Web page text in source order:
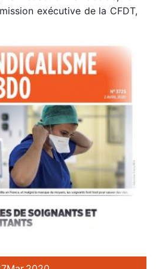
exécutive de la CFDT,